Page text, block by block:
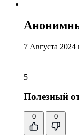
7 Августа 2024
5
Полезный
0 0